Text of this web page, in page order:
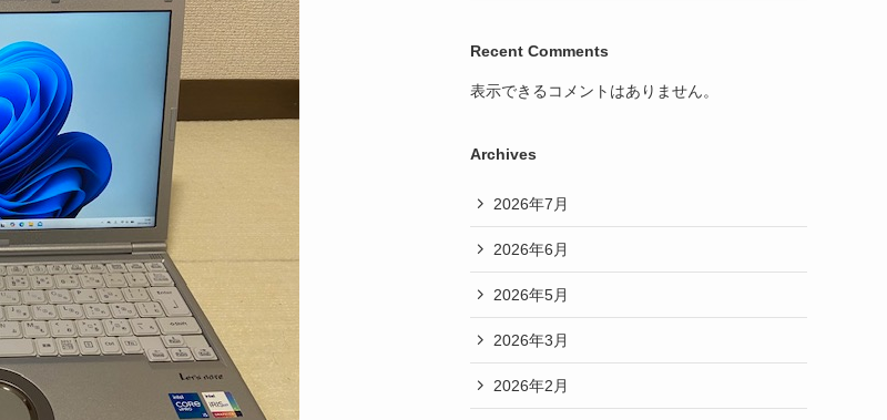
Recent Comments
表示できるコメントはありません。
Archives
2026年7月
2026年6月
2026年5月
2026年3月
2026年2月